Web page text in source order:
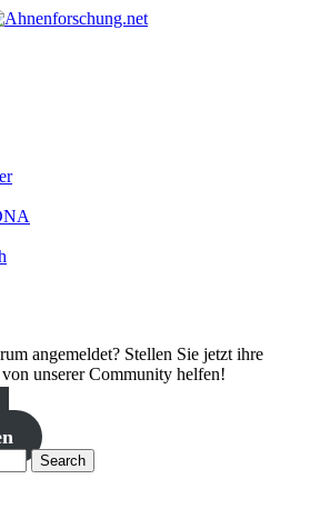
angemeldet? Stellen Sie jetzt ihre
unserer Community helfen!
Search